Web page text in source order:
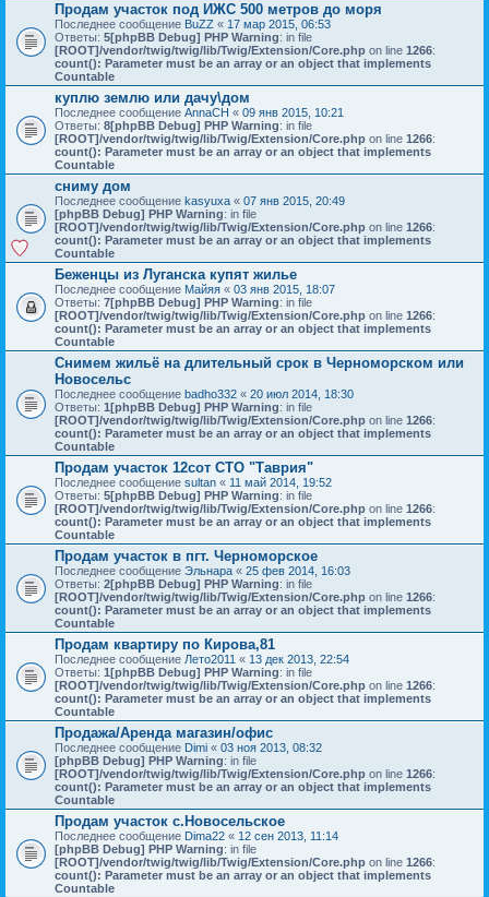
Продам участок под ИЖС 500 метров до моря
Последнее сообщение BuZZ « 17 мар 2015, 06:53
Ответы: 5[phpBB Debug] PHP Warning: in file
[ROOT]/vendor/twig/twig/lib/Twig/Extension/Core.php on line 1266:
count(): Parameter must be an array or an object that implements
Countable
куплю землю или дачу\дом
Последнее сообщение AnnaCH « 09 янв 2015, 10:21
Ответы: 8[phpBB Debug] PHP Warning: in file
[ROOT]/vendor/twig/twig/lib/Twig/Extension/Core.php on line 1266:
count(): Parameter must be an array or an object that implements
Countable
сниму дом
Последнее сообщение kasyuxa « 07 янв 2015, 20:49
[phpBB Debug] PHP Warning: in file
[ROOT]/vendor/twig/twig/lib/Twig/Extension/Core.php on line 1266:
count(): Parameter must be an array or an object that implements
Countable
Беженцы из Луганска купят жилье
Последнее сообщение Майяя « 03 янв 2015, 18:07
Ответы: 7[phpBB Debug] PHP Warning: in file
[ROOT]/vendor/twig/twig/lib/Twig/Extension/Core.php on line 1266:
count(): Parameter must be an array or an object that implements
Countable
Снимем жильё на длительный срок в Черноморском или
Новосельс
Последнее сообщение badho332 « 20 июл 2014, 18:30
Ответы: 1[phpBB Debug] PHP Warning: in file
[ROOT]/vendor/twig/twig/lib/Twig/Extension/Core.php on line 1266:
count(): Parameter must be an array or an object that implements
Countable
Продам участок 12сот СТО "Таврия"
Последнее сообщение sultan « 11 май 2014, 19:52
Ответы: 5[phpBB Debug] PHP Warning: in file
[ROOT]/vendor/twig/twig/lib/Twig/Extension/Core.php on line 1266:
count(): Parameter must be an array or an object that implements
Countable
Продам участок в пгт. Черноморское
Последнее сообщение Эльнара « 25 фев 2014, 16:03
Ответы: 2[phpBB Debug] PHP Warning: in file
[ROOT]/vendor/twig/twig/lib/Twig/Extension/Core.php on line 1266:
count(): Parameter must be an array or an object that implements
Countable
Продам квартиру по Кирова,81
Последнее сообщение Лето2011 « 13 дек 2013, 22:54
Ответы: 1[phpBB Debug] PHP Warning: in file
[ROOT]/vendor/twig/twig/lib/Twig/Extension/Core.php on line 1266:
count(): Parameter must be an array or an object that implements
Countable
Продажа/Аренда магазин/офис
Последнее сообщение Dimi « 03 ноя 2013, 08:32
[phpBB Debug] PHP Warning: in file
[ROOT]/vendor/twig/twig/lib/Twig/Extension/Core.php on line 1266:
count(): Parameter must be an array or an object that implements
Countable
Продам участок с.Новосельское
Последнее сообщение Dima22 « 12 сен 2013, 11:14
[phpBB Debug] PHP Warning: in file
[ROOT]/vendor/twig/twig/lib/Twig/Extension/Core.php on line 1266:
count(): Parameter must be an array or an object that implements
Countable